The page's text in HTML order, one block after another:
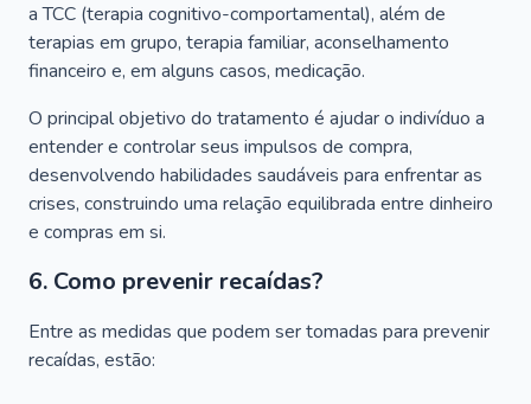
a TCC (terapia cognitivo-comportamental), além de
terapias em grupo, terapia familiar, aconselhamento
financeiro e, em alguns casos, medicação.
O principal objetivo do tratamento é ajudar o indivíduo a
entender e controlar seus impulsos de compra,
desenvolvendo habilidades saudáveis para enfrentar as
crises, construindo uma relação equilibrada entre dinheiro
e compras em si.
6. Como prevenir recaídas?
Entre as medidas que podem ser tomadas para prevenir
recaídas, estão: